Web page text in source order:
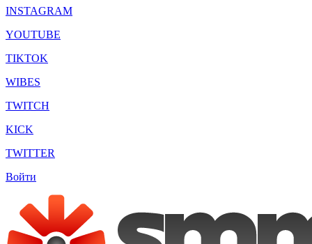
INSTAGRAM
YOUTUBE
TIKTOK
WIBES
TWITCH
KICK
TWITTER
Войти